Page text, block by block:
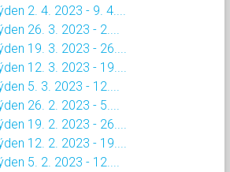
2. 4. 2023 - 9. 4....
26. 3. 2023 - 2....
19. 3. 2023 - 26....
12. 3. 2023 - 19....
5. 3. 2023 - 12....
26. 2. 2023 - 5....
19. 2. 2023 - 26....
12. 2. 2023 - 19....
5. 2. 2023 - 12....